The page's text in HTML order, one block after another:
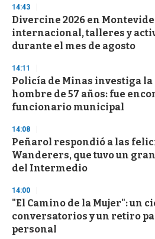
s
e
c
o
n
s
14:43
Divercine 2026 en
internacional, talleres y
durante el mes de agosto
14:11
Policía de Minas investiga la
hombre de 57 años: fue
funcionario municipal
14:08
Peñarol respondió a las
Wanderers, que tuvo un
del Intermedio
14:00
"El Camino de la Mujer": un
conversatorios y un retiro
personal